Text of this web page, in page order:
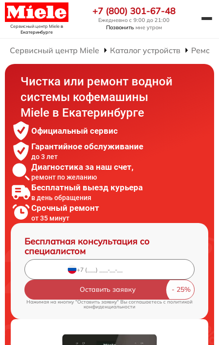
Сервисный центр Mieleв
Екатеринбурге
+7 (800) 301-67-48
Ежедневно с 9:00 до 21:00
Позвонить мне утром
Сервисный центр Miele Каталог устройств
Чистка или ремонт водной
системы кофемашины
Miele в Екатеринбурге
Официальный сервис
Гарантийное обслуживание
до 3 лет
Диагностика за наш счет,
ремонт по желанию
Бесплатный выезд курьера
в день обращения
Срочный ремонт
от 35 минут
Бесплатная консультация со
специалистом
Оставить заявку
Нажимая на кнопку "Оставить заявку" Вы соглашаетесь cполитикой
конфиденциальности